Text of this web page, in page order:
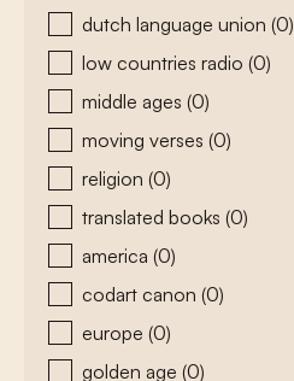
dutch language union (0)
low countries radio (0)
middle ages (0)
moving verses (0)
religion (0)
translated books (0)
america (0)
codart canon (0)
europe (0)
golden age (0)